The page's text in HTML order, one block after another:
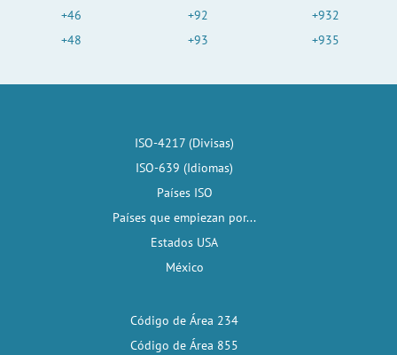
+46
+48
+92
+93
+932
+935
ISO-4217 (Divisas)
ISO-639 (Idiomas)
Países ISO
Países que empiezan por...
Estados USA
México
Código de Área 234
Código de Área 855